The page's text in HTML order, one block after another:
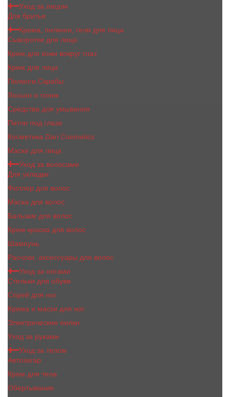
Уход за лицом
Для бритья
Крема, пилинги, гели для лица
Сыворотки для лица
Крем для кожи вокруг глаз
Крем для лица
Пилинги,Скрабы
Лосьон и тоник
Средства для умывания
Патчи под глаза
Косметика Dari Cosmetics
Маски для лица
Уход за волосами
Для укладки
Филлер для волос
Маска для волос
Бальзам для волос
Крем-краска для волос
Шампунь
Расчски, аксессуары для волос
Уход за ногами
Стельки для обуви
Спрей для ног
Крема и маски для ног
Электрические пилки
Уход за руками
Уход за телом
Автозагар
Крем для тела
Обертывание